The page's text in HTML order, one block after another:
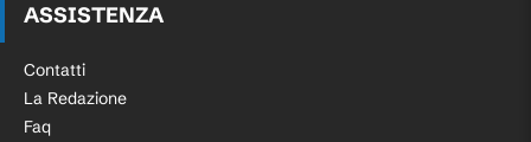
ASSISTENZA
Contatti
La Redazione
Faq